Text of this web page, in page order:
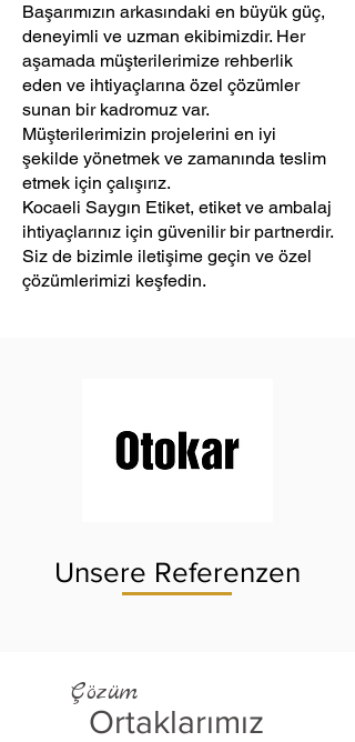
Başarımızın arkasındaki en büyük güç,
deneyimli ve uzman ekibimizdir. Her
aşamada müşterilerimize rehberlik
eden ve ihtiyaçlarına özel çözümler
sunan bir kadromuz var.
Müşterilerimizin projelerini en iyi
şekilde yönetmek ve zamanında teslim
etmek için çalışırız.
Kocaeli Saygın Etiket, etiket ve ambalaj
ihtiyaçlarınız için güvenilir bir partnerdir.
Siz de bizimle iletişime geçin ve özel
çözümlerimizi keşfedin.
Unsere Referenzen
Ortaklarımız
Çözüm